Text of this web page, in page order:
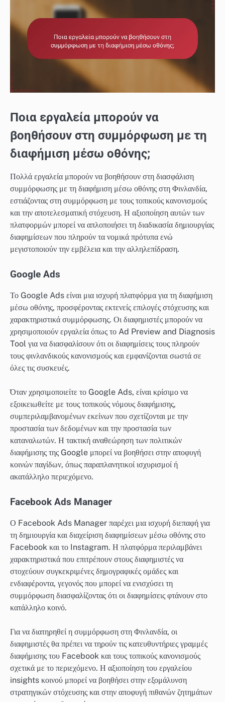
Ποια εργαλεία μπορούν να
βοηθήσουν στη συμμόρφωση με τη
διαφήμιση μέσω οθόνης;
Πολλά εργαλεία μπορούν να βοηθήσουν στη διασφάλιση
συμμόρφωσης με τη διαφήμιση μέσω οθόνης στη Φινλανδία,
εστιάζοντας στη συμμόρφωση με τους τοπικούς κανονισμούς
και την αποτελεσματική στόχευση. Η αξιοποίηση αυτών των
πλατφορμών μπορεί να απλοποιήσει τη διαδικασία δημιουργίας
διαφημίσεων που πληρούν τα νομικά πρότυπα ενώ
μεγιστοποιούν την εμβέλεια και την αλληλεπίδραση.
Google Ads
Το Google Ads είναι μια ισχυρή πλατφόρμα για τη διαφήμιση
μέσω οθόνης, προσφέροντας εκτενείς επιλογές στόχευσης και
χαρακτηριστικά συμμόρφωσης. Οι διαφημιστές μπορούν να
χρησιμοποιούν εργαλεία όπως το Ad Preview and Diagnosis
Tool για να διασφαλίσουν ότι οι διαφημίσεις τους πληρούν
τους φινλανδικούς κανονισμούς και εμφανίζονται σωστά σε
όλες τις συσκευές.
Όταν χρησιμοποιείτε το Google Ads, είναι κρίσιμο να
εξοικειωθείτε με τους τοπικούς νόμους διαφήμισης,
συμπεριλαμβανομένων εκείνων που σχετίζονται με την
προστασία των δεδομένων και την προστασία των
καταναλωτών. Η τακτική αναθεώρηση των πολιτικών
διαφήμισης της Google μπορεί να βοηθήσει στην αποφυγή
κοινών παγίδων, όπως παραπλανητικοί ισχυρισμοί ή
ακατάλληλο περιεχόμενο.
Facebook Ads Manager
Ο Facebook Ads Manager παρέχει μια ισχυρή διεπαφή για
τη δημιουργία και διαχείριση διαφημίσεων μέσω οθόνης στο
Facebook και το Instagram. Η πλατφόρμα περιλαμβάνει
χαρακτηριστικά που επιτρέπουν στους διαφημιστές να
στοχεύουν συγκεκριμένες δημογραφικές ομάδες και
ενδιαφέροντα, γεγονός που μπορεί να ενισχύσει τη
συμμόρφωση διασφαλίζοντας ότι οι διαφημίσεις φτάνουν στο
κατάλληλο κοινό.
Για να διατηρηθεί η συμμόρφωση στη Φινλανδία, οι
διαφημιστές θα πρέπει να τηρούν τις κατευθυντήριες γραμμές
διαφήμισης του Facebook και τους τοπικούς κανονισμούς
σχετικά με το περιεχόμενο. Η αξιοποίηση του εργαλείου
insights κοινού μπορεί να βοηθήσει στην εξομάλυνση
στρατηγικών στόχευσης και στην αποφυγή πιθανών ζητημάτων